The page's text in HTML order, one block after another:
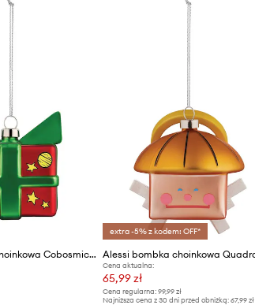
Alessi bombka choinkowa Cobosmico
extra -5% z kodem: OFF*
Cena aktualna:
65,99 zł
Cena regularna:99,99 zł
Najniższa cena z 30 dni przed obniżką:67,99 zł